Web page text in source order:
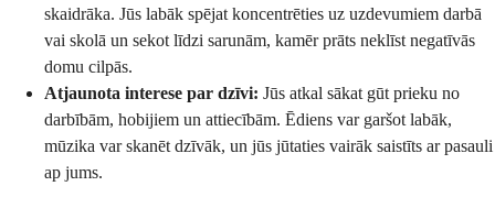
skaidrāka. Jūs labāk spējat koncentrēties uz uzdevumiem darbā
vai skolā un sekot līdzi sarunām, kamēr prāts neklīst negatīvās
domu cilpās.
Atjaunota interese par dzīvi: Jūs atkal sākat gūt prieku no
darbībām, hobijiem un attiecībām. Ēdiens var garšot labāk,
mūzika var skanēt dzīvāk, un jūs jūtaties vairāk saistīts ar pasauli
ap jums.